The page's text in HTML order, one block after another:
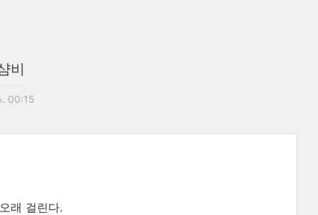
비
00:15
래 걸린다.